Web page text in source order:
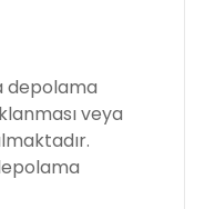
depolama
veya